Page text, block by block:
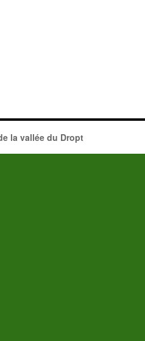
la vallée du Dropt